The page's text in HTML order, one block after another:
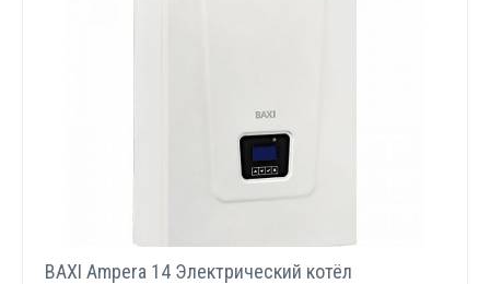
BAXI Ampera 14 Электрический котёл